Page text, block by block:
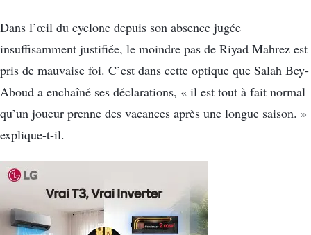
Dans l’œil du cyclone depuis son absence jugée
insuffisamment justifiée, le moindre pas de Riyad Mahrez est
pris de mauvaise foi. C’est dans cette optique que Salah Bey-
Aboud a enchaîné ses déclarations, « il est tout à fait normal
qu’un joueur prenne des vacances après une longue saison. »
explique-t-il.